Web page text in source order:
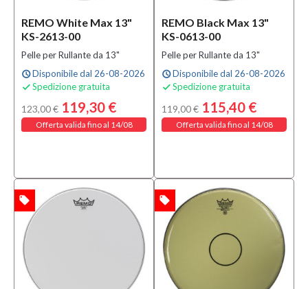
Pelle
Mesh
13"
(3)
TUTTI
(163)
Prezzo
0,00 €
345,00 €
REMO White Max 13"
KS-2613-00
Pelle per Rullante da 13"
scheduleDisponibile dal 26-08-2026
 Spedizione gratuita
123,00 € 119,30 €
Offerta valida fino al 14/08
REMO Black Max 13"
KS-0613-00
Pelle per Rullante da 13"
scheduleDisponibile dal 26-08-2026
 Spedizione gratuita
119,00 € 115,40 €
Offerta valida fino al 14/08
local_offer OFFERTA local_offer